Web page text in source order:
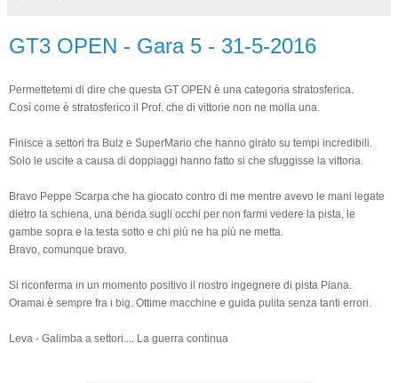
GT3 OPEN - Gara 5 - 31-5-2016
Permettetemi di dire che questa GT OPEN è una categoria stratosferica.
Così come è stratosferico il Prof. che di vittorie non ne molla una.
Finisce a settori fra Bulz e SuperMario che hanno girato su tempi incredibili.
Solo le uscite a causa di doppiaggi hanno fatto si che sfuggisse la vittoria.
Bravo Peppe Scarpa che ha giocato contro di me mentre avevo le mani legate
dietro la schiena, una benda sugli occhi per non farmi vedere la pista, le
gambe sopra e la testa sotto e chi più ne ha più ne metta.
Bravo, comunque bravo.
Si riconferma in un momento positivo il nostro ingegnere di pista Piana.
Oramai è sempre fra i big. Ottime macchine e guida pulita senza tanti errori.
Leva - Galimba a settori.... La guerra continua